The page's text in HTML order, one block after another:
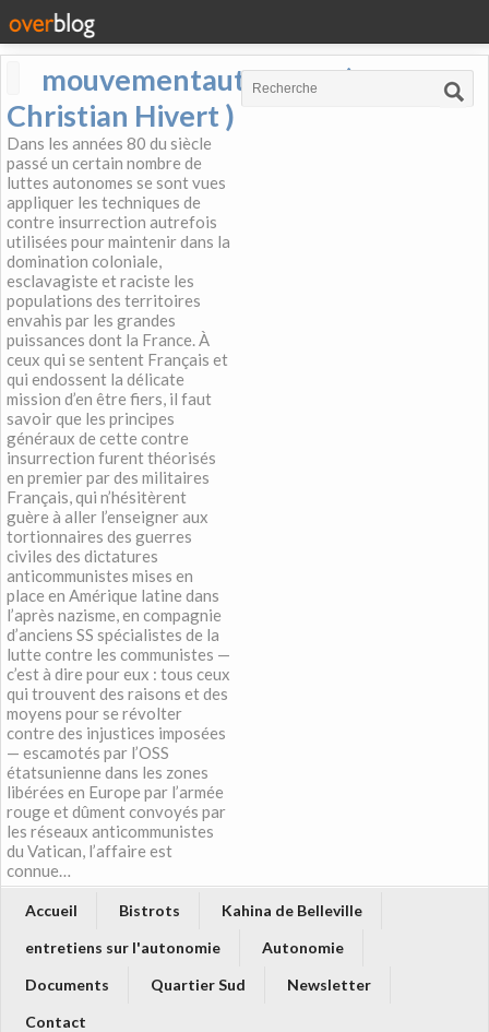
mouvementautonome (
Christian Hivert )
Dans les années 80 du siècle
passé un certain nombre de
luttes autonomes se sont vues
appliquer les techniques de
contre insurrection autrefois
utilisées pour maintenir dans la
domination coloniale,
esclavagiste et raciste les
populations des territoires
envahis par les grandes
puissances dont la France. À
ceux qui se sentent Français et
qui endossent la délicate
mission d’en être fiers, il faut
savoir que les principes
généraux de cette contre
insurrection furent théorisés
en premier par des militaires
Français, qui n’hésitèrent
guère à aller l’enseigner aux
tortionnaires des guerres
civiles des dictatures
anticommunistes mises en
place en Amérique latine dans
l’après nazisme, en compagnie
d’anciens SS spécialistes de la
lutte contre les communistes —
c’est à dire pour eux : tous ceux
qui trouvent des raisons et des
moyens pour se révolter
contre des injustices imposées
— escamotés par l’OSS
étatsunienne dans les zones
libérées en Europe par l’armée
rouge et dûment convoyés par
les réseaux anticommunistes
du Vatican, l’affaire est
connue…
Accueil Bistrots
Kahina de Belleville
entretiens sur l'autonomie
Autonomie
Documents
Quartier Sud
Newsletter
Contact